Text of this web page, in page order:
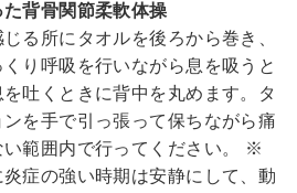
背骨関節柔軟体操
る所にタオルを後ろから巻き、
り呼吸を行いながら息を吸うと
吐くときに背中を丸めます。タ
を手で引っ張って保ちながら痛
範囲内で行ってください。
※
症の強い時期は安静にして、動